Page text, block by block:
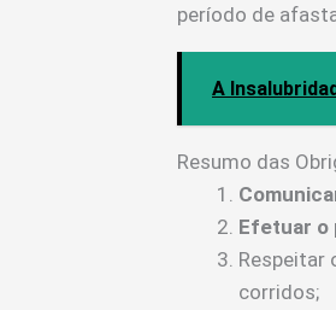
período de
A
Resumo das
Efetuar o
Respeitar
corridos;